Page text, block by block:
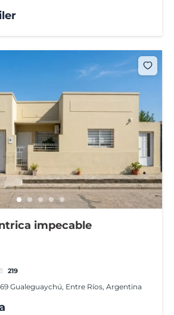
impecable
219
Gualeguaychú, Entre Ríos, Argentina